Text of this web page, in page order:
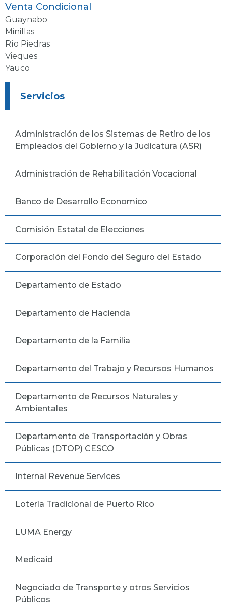
Venta Condicional
Guaynabo
Minillas
Río Piedras
Vieques
Yauco
Servicios
Administración de los Sistemas de Retiro de los
Empleados del Gobierno y la Judicatura (ASR)
Administración de Rehabilitación Vocacional
Banco de Desarrollo Economico
Comisión Estatal de Elecciones
Corporación del Fondo del Seguro del Estado
Departamento de Estado
Departamento de Hacienda
Departamento de la Familia
Departamento del Trabajo y Recursos Humanos
Departamento de Recursos Naturales y
Ambientales
Departamento de Transportación y Obras
Públicas (DTOP) CESCO
Internal Revenue Services
Lotería Tradicional de Puerto Rico
LUMA Energy
Medicaid
Negociado de Transporte y otros Servicios
Públicos